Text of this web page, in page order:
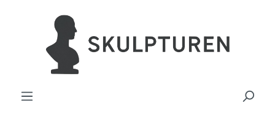
springen